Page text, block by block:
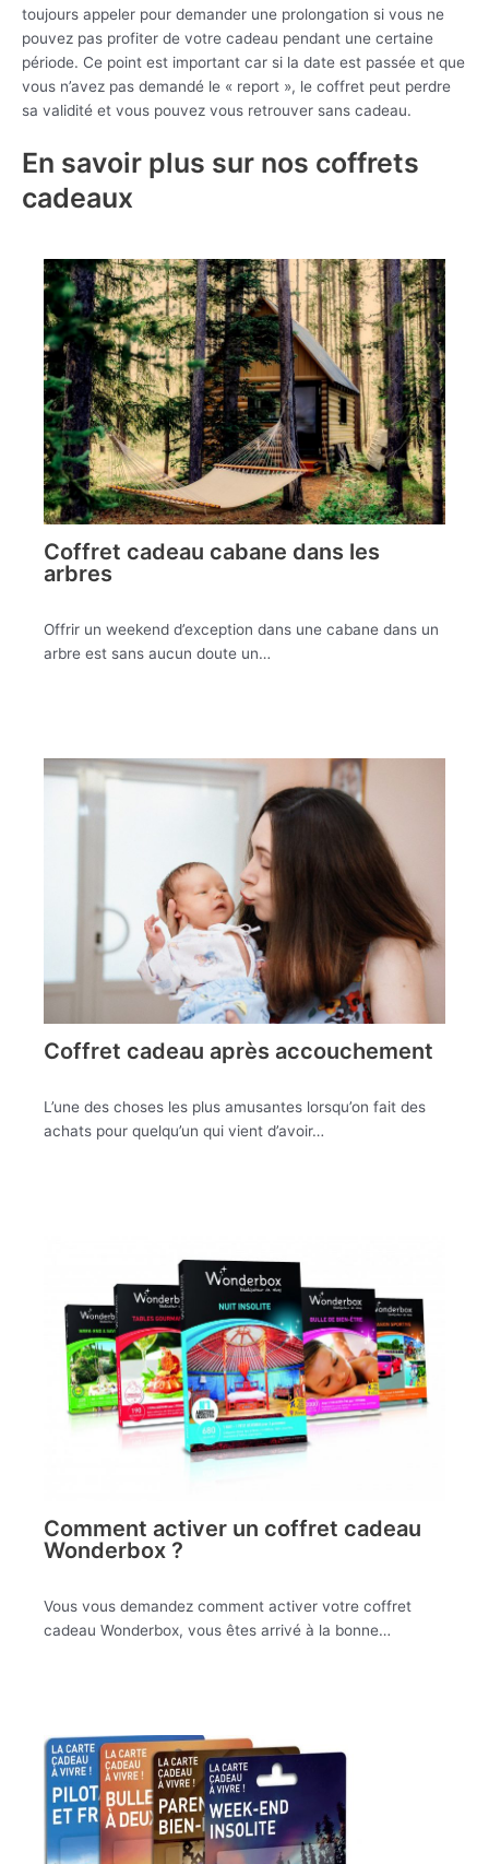
toujours appeler pour demander une prolongation si vous ne
pouvez pas profiter de votre cadeau pendant une certaine
période. Ce point est important car si la date est passée et que
vous n’avez pas demandé le « report », le coffret peut perdre
sa validité et vous pouvez vous retrouver sans cadeau.
En savoir plus sur nos coffrets
cadeaux
Coffret cadeau cabane dans les
arbres
Offrir un weekend d’exception dans une cabane dans un
arbre est sans aucun doute un…
Coffret cadeau après accouchement
L’une des choses les plus amusantes lorsqu’on fait des
achats pour quelqu’un qui vient d’avoir…
Comment activer un coffret cadeau
Wonderbox ?
Vous vous demandez comment activer votre coffret
cadeau Wonderbox, vous êtes arrivé à la bonne…